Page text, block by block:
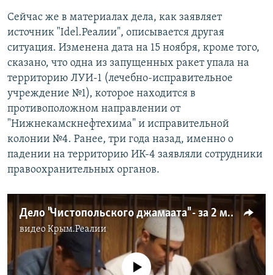
Сейчас же в материалах дела, как заявляет
источник "Idel.Реалии", описывается другая
ситуация. Изменена дата на 15 ноября, кроме того,
сказано, что одна из запущенных ракет упала на
территорию ЛУИ-1 (лечебно-исправительное
учреждение №1), которое находится в
противоположном направлении от
"Нижнекамскнефтехима" и исправительной
колонии №4. Ранее, три года назад, именно о
падении на территорию ИК-4 заявляли сотрудники
правоохранительных органов.
Дело "Чистопольского джамаата" - за 2 минуты
видеоКрым.Реалии
No media source currently available